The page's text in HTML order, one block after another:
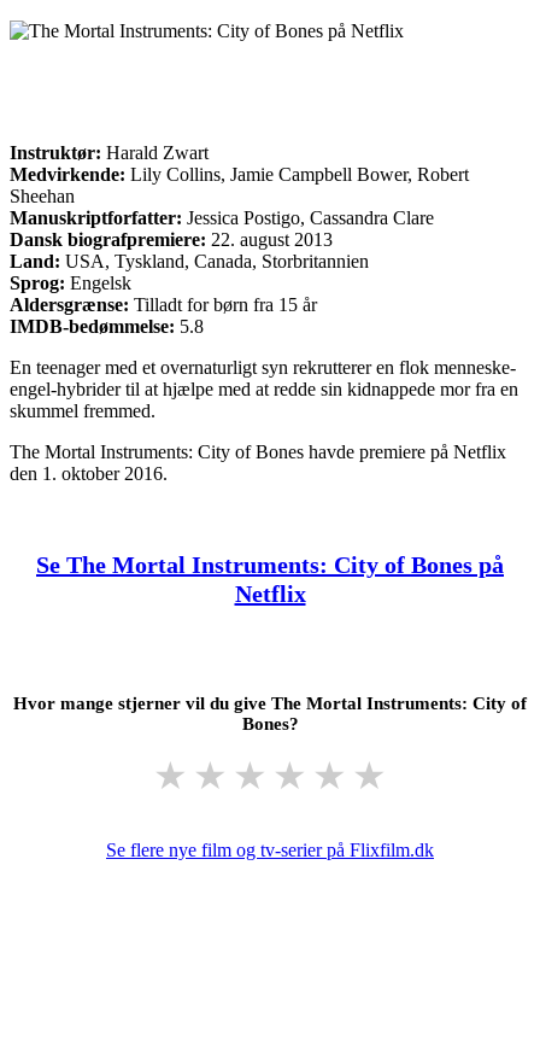
Instruktør: Harald Zwart
Medvirkende: Lily Collins, Jamie Campbell Bower, Robert
Sheehan
Manuskriptforfatter: Jessica Postigo, Cassandra Clare
Dansk biografpremiere: 22. august 2013
Land: USA, Tyskland, Canada, Storbritannien
Sprog: Engelsk
Aldersgrænse: Tilladt for børn fra 15 år
IMDB-bedømmelse: 5.8
En teenager med et overnaturligt syn rekrutterer en flok menneske-
engel-hybrider til at hjælpe med at redde sin kidnappede mor fra en
skummel fremmed.
The Mortal Instruments: City of Bones havde premiere på Netflix
den 1. oktober 2016.
Se The Mortal Instruments: City of Bones på
Netflix
Hvor mange stjerner vil du give The Mortal Instruments: City of
Bones?
★ ★ ★ ★ ★ ★
Se flere nye film og tv-serier på Flixfilm.dk